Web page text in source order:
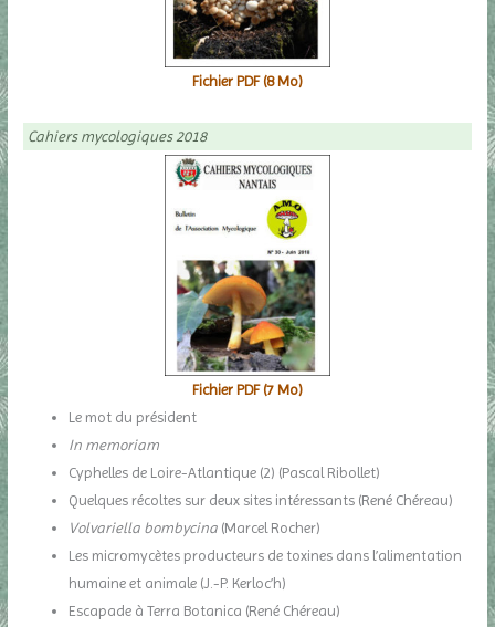
Fichier PDF (8 Mo)
Cahiers mycologiques 2018
Fichier PDF (7 Mo)
Le mot du président
In memoriam
Cyphelles de Loire-Atlantique (2) (Pascal Ribollet)
Quelques récoltes sur deux sites intéressants (René Chéreau)
Volvariella bombycina (Marcel Rocher)
Les micromycètes producteurs de toxines dans l’alimentation
humaine et animale (J.-P. Kerloc’h)
Escapade à Terra Botanica (René Chéreau)